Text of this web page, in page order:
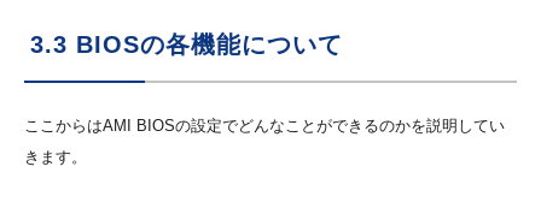
3.3 BIOSの各機能について
ここからはAMI BIOSの設定でどんなことができるのかを説明してい
きます。